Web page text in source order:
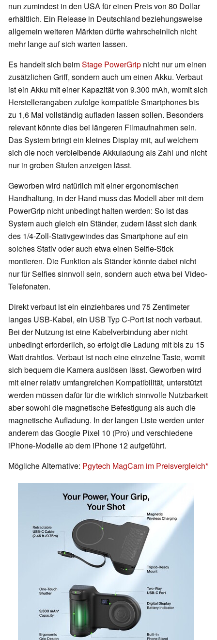
nun zumindest in den USA für einen Preis von 80 Dollar
erhältlich. Ein Release in Deutschland beziehungsweise
allgemein weiteren Märkten dürfte wahrscheinlich nicht
mehr lange auf sich warten lassen.
Es handelt sich beimStage PowerGrip nicht nur um einen
zusätzlichen Griff, sondern auch um einen Akku. Verbaut
ist ein Akku mit einer Kapazität von 9.300 mAh, womit sich
Herstellerangaben zufolge kompatible Smartphones bis
zu 1,6 Mal vollständig aufladen lassen sollen. Besonders
relevant könnte dies bei längeren Filmaufnahmen sein.
Das System bringt ein kleines Display mit, auf welchem
sich die noch verbleibende Akkuladung als Zahl und nicht
nur in groben Stufen anzeigen lässt.
Geworben wird natürlich mit einer ergonomischen
Handhaltung, in der Hand muss das Modell aber mit dem
PowerGrip nicht unbedingt halten werden: So ist das
System auch gleich ein Ständer, zudem lässt sich dank
des 1/4-Zoll-Stativgewindes das Smartphone auf ein
solches Stativ oder auch etwa einen Selfie-Stick
montieren. Die Funktion als Ständer könnte dabei nicht
nur für Selfies sinnvoll sein, sondern auch etwa bei Video-
Telefonaten.
Direkt verbaut ist ein einziehbares und 75 Zentimeter
langes USB-Kabel, ein USB Typ C-Port ist noch verbaut.
Bei der Nutzung ist eine Kabelverbindung aber nicht
unbedingt erforderlich, so erfolgt die Ladung mit bis zu 15
Watt drahtlos. Verbaut ist noch eine einzelne Taste, womit
sich bequem die Kamera auslösen lässt. Geworben wird
mit einer relativ umfangreichen Kompatibilität, unterstützt
werden müssen dafür für die wirklich sinnvolle Nutzbarkeit
aber sowohl die magnetische Befestigung als auch die
magnetische Aufladung. In der langen Liste werden unter
anderem das Google Pixel 10 (Pro) und verschiedene
iPhone-Modelle ab dem iPhone 12 aufgeführt.
Mögliche Alternative: Pgytech MagCam im Preisvergleich